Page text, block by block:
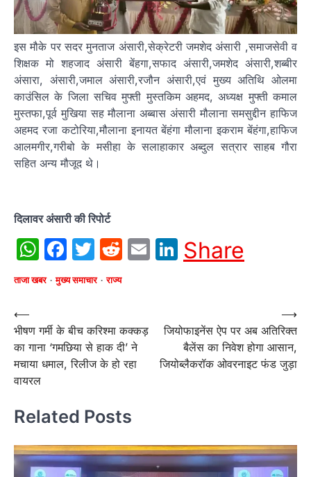
इस मौके पर सदर मुनताज अंसारी,सेक्रेटरी जमशेद अंसारी ,समाजसेवी व
शिक्षक मो शहजाद अंसारी बेंहगा,सफाद अंसारी,जमशेद अंसारी,शब्बीर
अंसारा, अंसारी,जमाल अंसारी,रजौन अंसारी,एवं मुख्य अतिथि ओलमा
काउंसिल के जिला सचिव मुफ्ती मुस्तकिम अहमद, अध्यक्ष मुफ्ती कमाल
मुस्तफा,पूर्व मुखिया सह मौलाना अब्बास अंसारी मौलाना समसुद्दीन हाफिज
अहमद रजा कटोरिया,मौलाना इनायत बेंहंगा मौलाना इकराम बेंहंगा,हाफिज
आलमगीर,गरीबो के मसीहा के सलाहाकार अब्दुल सत्रार साहब गौरा
सहित अन्य मौजूद थे।
दिलावर अंसारी की रिपोर्ट
WhatsApp
Facebook
Twitter
Reddit
EmailLinkedIn
Share
ताजा खबर मुख्य समाचार राज्य
Post
navigation
⟵
भीषण गर्मी के बीच करिश्मा कक्कड़
का गाना ‘गमछिया से हाक दी’ ने
मचाया धमाल, रिलीज के हो रहा
वायरल
जियोफाइनेंस ऐप पर अब अतिरिक्त
बैलेंस का निवेश होगा आसान,
जियोब्लैकरॉक ओवरनाइट फंड जुड़ा
⟶
Related Posts